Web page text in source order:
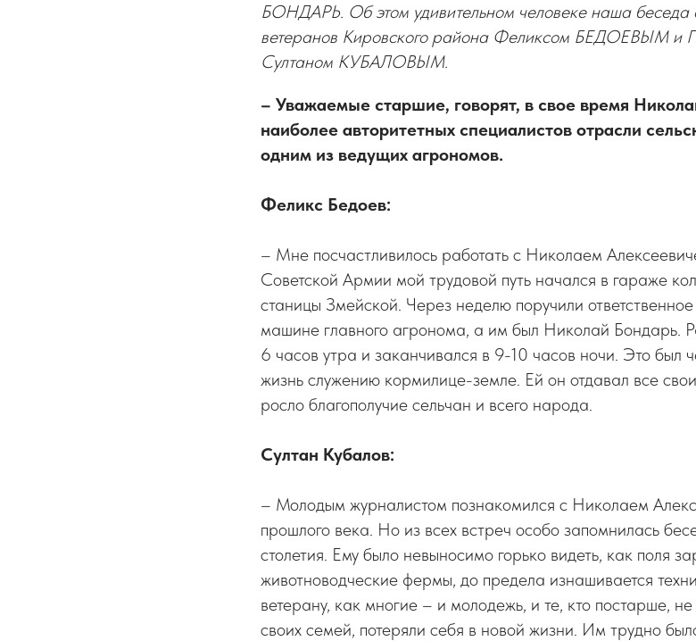
БОНДАРЬ. Об этом удивительном человеке наша беседа
ветеранов Кировского района Феликсом БЕДОЕВЫМ и
Султаном КУБАЛОВЫМ.
– Уважаемые старшие, говорят, в свое время
наиболее авторитетных специалистов отрасли
одним из ведущих агрономов.
Феликс Бедоев:
– Мне посчастливилось работать с Николаем
Советской Армии мой трудовой путь начался в гараже
станицы Змейской. Через неделю поручили
машине главного агронома, а им был Николай Бондарь.
6 часов утра и заканчивался в 9-10 часов ночи. Это был
жизнь служению кормилице-земле. Ей он отдавал все
росло благополучие сельчан и всего народа.
Султан Кубалов:
– Молодым журналистом познакомился с Николаем
прошлого века. Но из всех встреч особо запомнилась
столетия. Ему было невыносимо горько видеть, как поля
животноводческие фермы, до предела изнашивается
ветерану, как многие – и молодежь, и те, кто постарше,
своих семей, потеряли себя в новой жизни. Им трудно